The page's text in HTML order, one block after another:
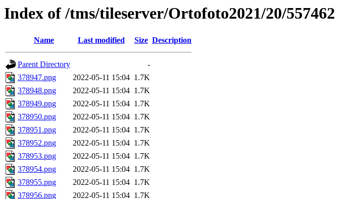
Index of /tms/tileserver/Ortofoto2021/20/557462
Name Last modified Size Description
Parent Directory
-
378947.png
2022-05-11 15:04 1.7K
378948.png
2022-05-11 15:04 1.7K
378949.png
2022-05-11 15:04 1.7K
378950.png
2022-05-11 15:04 1.7K
378951.png
2022-05-11 15:04 1.7K
378952.png
2022-05-11 15:04 1.7K
378953.png
2022-05-11 15:04 1.7K
378954.png
2022-05-11 15:04 1.7K
378955.png
2022-05-11 15:04 1.7K
378956.png
2022-05-11 15:04 1.7K